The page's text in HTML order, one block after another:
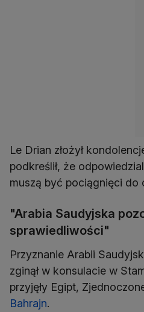
Le Drian złożył
podkreślił, że
muszą być pociągnięci do
"Arabia Saudyjska
sprawiedliwości"
Przyznanie Arabii
zginął w konsulacie w
przyjęły Egipt,
Bahrajn.